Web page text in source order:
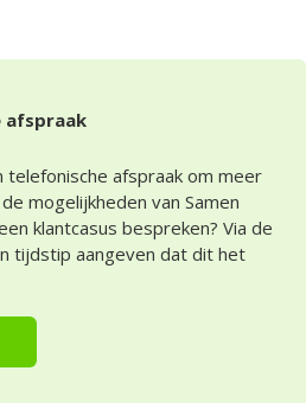
afspraak
afspraak om meer
mogelijkheden van Samen
klantcasus bespreken? Via de
tijdstip aangeven dat dit het